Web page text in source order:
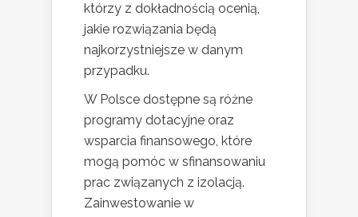
którzy z dokładnością ocenią,
jakie rozwiązania będą
najkorzystniejsze w danym
przypadku.
W Polsce dostępne są różne
programy dotacyjne oraz
wsparcia finansowego, które
mogą pomóc w sfinansowaniu
prac związanych z izolacją.
Zainwestowanie w